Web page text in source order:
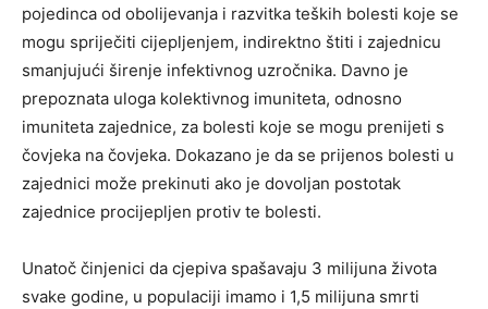
pojedinca od obolijevanja i razvitka teških bolesti koje se
mogu spriječiti cijepljenjem, indirektno štiti i zajednicu
smanjujući širenje infektivnog uzročnika. Davno je
prepoznata uloga kolektivnog imuniteta, odnosno
imuniteta zajednice, za bolesti koje se mogu prenijeti s
čovjeka na čovjeka. Dokazano je da se prijenos bolesti u
zajednici može prekinuti ako je dovoljan postotak
zajednice procijepljen protiv te bolesti.
Unatoč činjenici da cjepiva spašavaju 3 milijuna života
svake godine, u populaciji imamo i 1,5 milijuna smrti